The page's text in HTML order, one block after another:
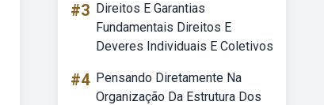
#3 Direitos E Garantias
Fundamentais Direitos E
Deveres Individuais E Coletivos
#4 Pensando Diretamente Na
Organização Da Estrutura Dos